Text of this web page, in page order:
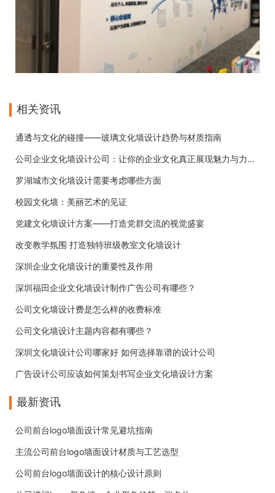
相关资讯
通透与文化的碰撞——玻璃文化墙设计趋势与材质指南
公司企业文化墙设计公司：让你的企业文化真正展现魅力与力量！
罗湖城市文化墙设计需要考虑哪些方面
校园文化墙：美丽艺术的见证
党建文化墙设计方案——打造党群交流的视觉盛宴
改变教学氛围 打造独特班级教室文化墙设计
深圳企业文化墙设计的重要性及作用
深圳福田企业文化墙设计制作广告公司有哪些？
公司文化墙设计费是怎么样的收费标准
公司文化墙设计主题内容都有哪些？
深圳文化墙设计公司哪家好 如何选择靠谱的设计公司
广告设计公司应该如何策划书写企业文化墙设计方案
最新资讯
公司前台logo墙面设计常见避坑指南
主流公司前台logo墙面设计材质与工艺选型
公司前台logo墙面设计的核心设计原则